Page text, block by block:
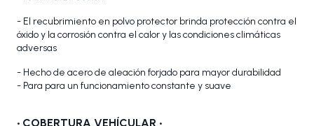
- El recubrimiento en polvo protector brinda protección contra el
óxido y la corrosión contra el calor y las condiciones climáticas
adversas
- Hecho de acero de aleación forjado para mayor durabilidad
- Para para un funcionamiento constante y suave
• COBERTURA VEHÍCULAR •